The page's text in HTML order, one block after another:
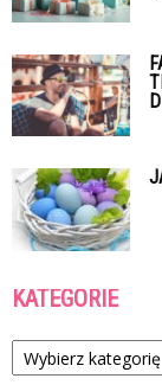
KATEGORIE
Kategorie